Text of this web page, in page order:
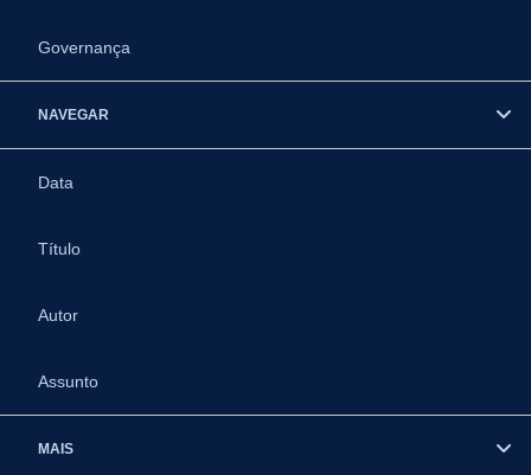
Governança
NAVEGAR
Data
Título
Autor
Assunto
MAIS